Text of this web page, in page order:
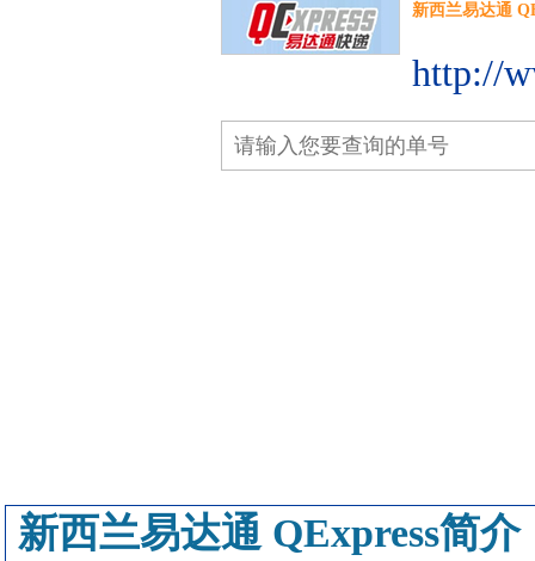
新西兰易达通
http://
新西兰易达通 QExpress简介